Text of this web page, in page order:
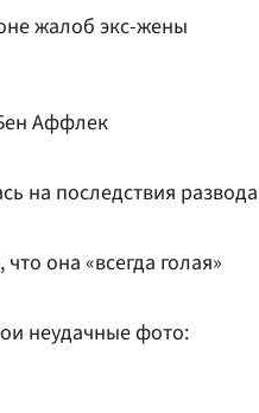
жалоб экс-жены
Аффлек
на последствия развода
она «всегда голая»
неудачные фото: